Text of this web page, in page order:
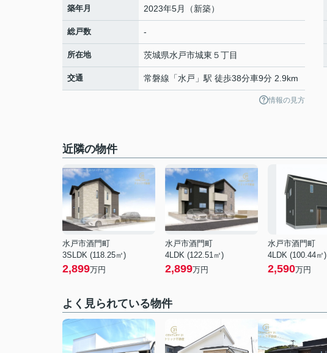
築年月 2023年5月（新築）
総戸数 -
所在地 茨城県水戸市城東 ５丁目
交通 常磐線 「水戸 」駅 徒歩38分車9分 2.9km
情報の見方
近隣の物件
水戸市酒門町
3SLDK (118.25㎡)
2,899万円
水戸市酒門町
4LDK (122.51㎡)
2,899万円
水戸市酒門町
4LDK (100.44㎡)
2,590万円
よく見られている物件